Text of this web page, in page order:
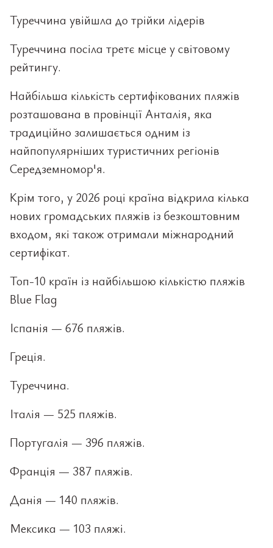
Туреччина увійшла до трійки лідерів
Туреччина посіла третє місце у світовому
рейтингу.
Найбільша кількість сертифікованих пляжів
розташована в провінції Анталія, яка
традиційно залишається одним із
найпопулярніших туристичних регіонів
Середземномор'я.
Крім того, у 2026 році країна відкрила кілька
нових громадських пляжів із безкоштовним
входом, які також отримали міжнародний
сертифікат.
Топ-10 країн із найбільшою кількістю пляжів
Blue Flag
Іспанія — 676 пляжів.
Греція.
Туреччина.
Італія — 525 пляжів.
Португалія — 396 пляжів.
Франція — 387 пляжів.
Данія — 140 пляжів.
Мексика — 103 пляжі.